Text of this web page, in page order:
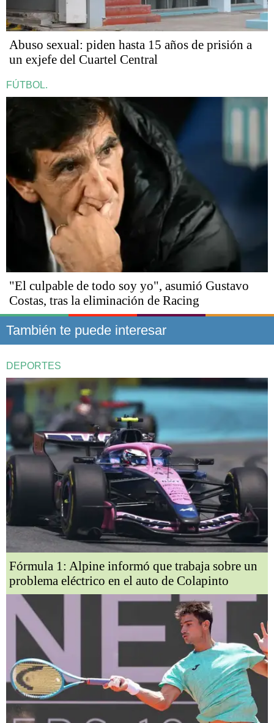
Abuso sexual: piden hasta 15 años de prisión a
un exjefe del Cuartel Central
FÚTBOL.
"El culpable de todo soy yo", asumió Gustavo
Costas, tras la eliminación de Racing
También te puede interesar
DEPORTES
Fórmula 1: Alpine informó que trabaja sobre un
problema eléctrico en el auto de Colapinto